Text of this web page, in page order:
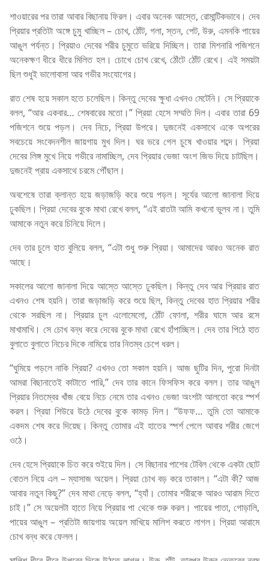
শাওয়ারের পর তারা আবার বিছানায় ফিরল। এবার অনেক আস্তে, রোমান্টিকভাবে। দেব
প্রিয়ার প্রতিটা অঙ্গে চুমু খাচ্ছিল – চোখ, ঠোঁট, গলা, স্তন, পেট, উরু, এমনকি পায়ের
আঙুল পর্যন্ত। প্রিয়াও দেবের শরীর চুমুতে ভরিয়ে দিচ্ছিল। তারা মিশনারি পজিশনে
অনেকক্ষণ ধীরে ধীরে মিলিত হল। চোখে চোখ রেখে, ঠোঁটে ঠোঁট রেখে। এই সময়টা
ছিল শুধুই ভালোবাসা আর গভীর সংযোগের।
রাত শেষ হয়ে সকাল হতে চলেছিল। কিন্তু দেবের ক্ষুধা এখনও মেটেনি। সে প্রিয়াকে
বলল, “আর একবার… শেষবারের মতো।” প্রিয়া হেসে সম্মতি দিল। এবার তারা 69
পজিশনে শুয়ে পড়ল। দেব নিচে, প্রিয়া উপরে। দুজনেই একসাথে একে অপরের
সবচেয়ে সংবেদনশীল জায়গায় মুখ দিল। ঘর ভরে গেল চুষে খাওয়ার শব্দে। প্রিয়া
দেবের লিঙ্গ মুখে নিয়ে গভীরে নামাচ্ছিল, দেব প্রিয়ার ভেজা অংশ জিভ দিয়ে চাটছিল।
দুজনেই প্রায় একসাথে চরমে পৌঁছাল।
অবশেষে তারা ক্লান্ত হয়ে জড়াজড়ি করে শুয়ে পড়ল। সূর্যের আলো জানালা দিয়ে
ঢুকছিল। প্রিয়া দেবের বুকে মাথা রেখে বলল, “এই রাতটা আমি কখনো ভুলব না। তুমি
আমাকে নতুন করে চিনিয়ে দিলে।
দেব তার চুলে হাত বুলিয়ে বলল, “এটা শুধু শুরু প্রিয়া। আমাদের আরও অনেক রাত
আছে।
সকালের আলো জানালা দিয়ে আস্তে আস্তে ঢুকছিল। কিন্তু দেব আর প্রিয়ার রাত
এখনও শেষ হয়নি। তারা জড়াজড়ি করে শুয়ে ছিল, কিন্তু দেবের হাত প্রিয়ার শরীর
থেকে সরছিল না। প্রিয়ার চুল এলোমেলো, ঠোঁট ফোলা, শরীর ঘামে আর রসে
মাখামাখি। সে চোখ বন্ধ করে দেবের বুকে মাথা রেখে হাঁপাচ্ছিল। দেব তার পিঠে হাত
বুলাতে বুলাতে নিচের দিকে নামিয়ে তার নিতম্ব চেপে ধরল।
“ঘুমিয়ে পড়লে নাকি প্রিয়া? এখনও তো সকাল হয়নি। আজ ছুটির দিন, পুরো দিনটা
আমরা বিছানাতেই কাটাতে পারি,” দেব তার কানে ফিসফিস করে বলল। তার আঙুল
প্রিয়ার নিতম্বের খাঁজ বেয়ে নিচে নেমে তার এখনও ভেজা অংশটা আলতো করে স্পর্শ
করল। প্রিয়া শিউরে উঠে দেবের বুকে কামড় দিল। “উফফ… তুমি তো আমাকে
একদম শেষ করে দিয়েছ। কিন্তু তোমার এই হাতের স্পর্শ পেলে আবার শরীর জেগে
ওঠে।
দেব হেসে প্রিয়াকে চিত করে শুইয়ে দিল। সে বিছানার পাশের টেবিল থেকে একটা ছোট
বোতল নিয়ে এল – ম্যাসাজ অয়েল। প্রিয়া চোখ বড় করে তাকাল। “এটা কী? আজ
আবার নতুন কিছু?” দেব মাথা নেড়ে বলল, “হ্যাঁ। তোমার শরীরকে আরও আরাম দিতে
চাই।” সে অয়েলটা হাতে নিয়ে প্রিয়ার পা থেকে শুরু করল। পায়ের পাতা, গোড়ালি,
পায়ের আঙুল – প্রতিটা জায়গায় অয়েল মাখিয়ে মালিশ করতে লাগল। প্রিয়া আরামে
চোখ বন্ধ করে ফেলল।